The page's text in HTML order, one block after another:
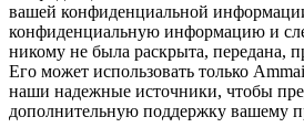
вашей конфиденциальной
конфиденциальную информацию и
никому не была раскрыта, передана,
Его может использовать только
наши надежные источники, чтобы
дополнительную поддержку вашему